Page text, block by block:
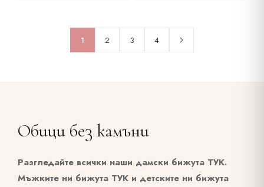
1 2 3 4
Обици без камъни
Разгледайте всички наши дамски бижута ТУК.
Мъжките ни бижута ТУК и детските ни бижута